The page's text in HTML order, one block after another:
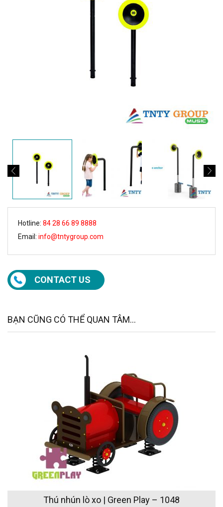
Hotline: 84 28 66 89 8888
Email: info@tntygroup.com
CONTACT US
BẠN CŨNG CÓ THỂ QUAN TÂM...
Thú nhún lò xo | Green Play – 1048